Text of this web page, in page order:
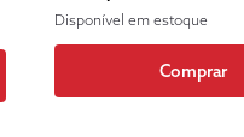
Disponível em estoque
Comprar